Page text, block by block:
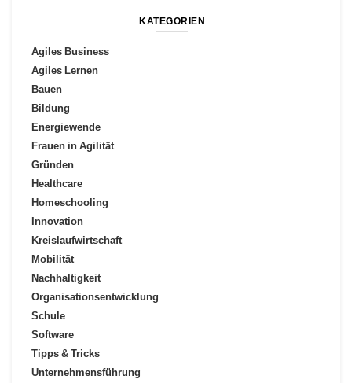
KATEGORIEN
Agiles Business
Agiles Lernen
Bauen
Bildung
Energiewende
Frauen in Agilität
Gründen
Healthcare
Homeschooling
Innovation
Kreislaufwirtschaft
Mobilität
Nachhaltigkeit
Organisationsentwicklung
Schule
Software
Tipps & Tricks
Unternehmensführung